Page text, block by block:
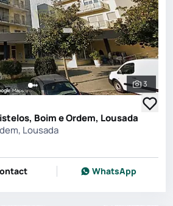
See all
3
Boim e Ordem, Lousada
Lousada
WhatsApp